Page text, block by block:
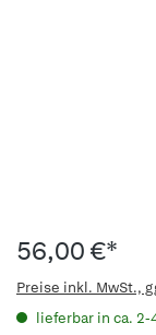
56,00 €*
Preise inkl. MwSt.,
lieferbar in ca. 2-